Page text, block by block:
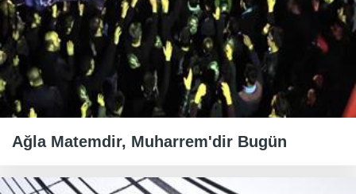
Ağla Matemdir, Muharrem'dir Bugün